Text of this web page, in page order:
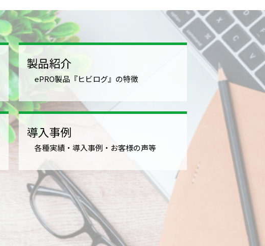
製品紹介
ePRO製品『ヒビログ』の特徴
導入事例
各種実績・導入事例・お客様の声等